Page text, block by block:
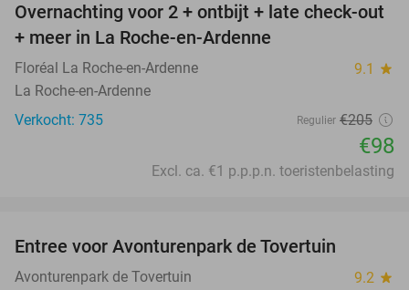
52%
Overnachting voor 2 + ontbijt + late check-out
+ meer in La Roche-en-Ardenne
Floréal La Roche-en-Ardenne 9.1 star
La Roche-en-Ardenne
Verkocht: 735
Regulier €205
€98
Excl. ca. €1 p.p.p.n. toeristenbelasting
Entree voor Avonturenpark de Tovertuin
Avonturenpark de Tovertuin 9.2 star